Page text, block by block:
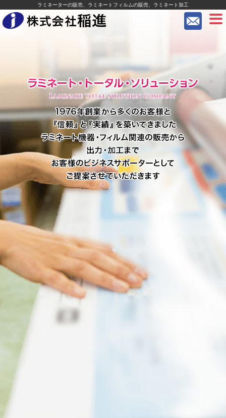
ラミネーターの販売、ラミネートフィルムの販売、ラミネート加工